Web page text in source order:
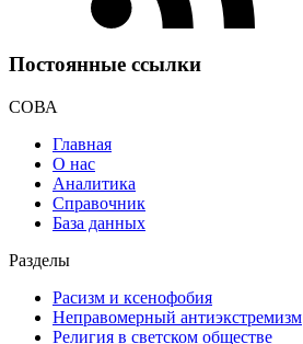
Постоянные ссылки
СОВА
Главная
О нас
Аналитика
Справочник
База данных
Разделы
Расизм и ксенофобия
Неправомерный антиэкстремизм
Религия в светском обществе